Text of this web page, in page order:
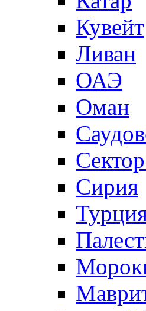
Кувейт
Ливан
ОАЭ
Оман
Сирия